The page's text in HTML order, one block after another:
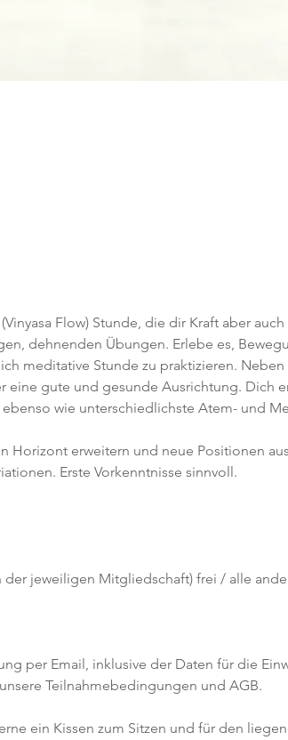
Flow) Stunde, die dir Kraft aber auch
dehnenden Übungen. Erlebe es,
meditative Stunde zu praktizieren. Neben
eine gute und gesunde Ausrichtung. Dich
wie unterschiedlichste Atem- und
Horizont erweitern und neue Positionen
Erste Vorkenntnisse sinnvoll.
jeweiligen Mitgliedschaft) frei / alle
per Email, inklusive der Daten für die
Teilnahmebedingungen und AGB.
ein Kissen zum Sitzen und für den